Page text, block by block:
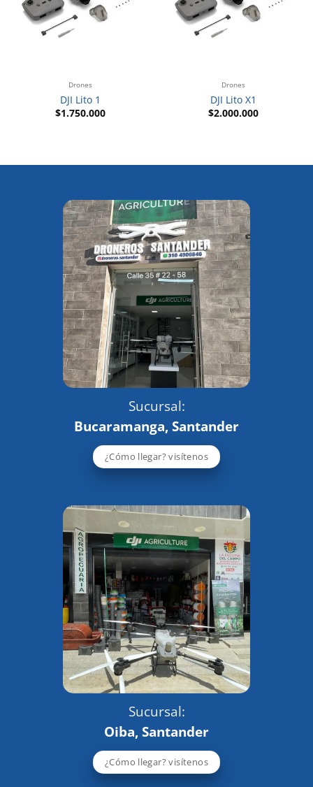
Drones
DJI Lito 1
$1.750.000
Drones
DJI Lito X1
$2.000.000
Sucursal:
Bucaramanga, Santander
¿Cómo llegar? visítenos
Sucursal:
Oiba, Santander
¿Cómo llegar? visítenos